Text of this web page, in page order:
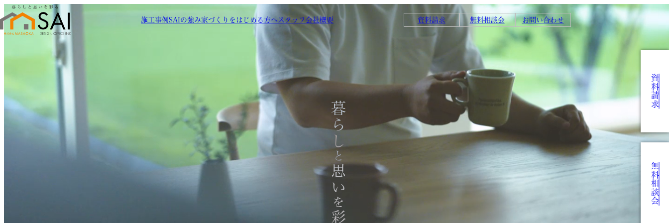
施工事例SAIの強み家づくりをはじめる方へ スタッフ 会社概要 資料請求 無料相談会 お問い合わせ
暮らし
と
思い
を
資料請求
無料相談会